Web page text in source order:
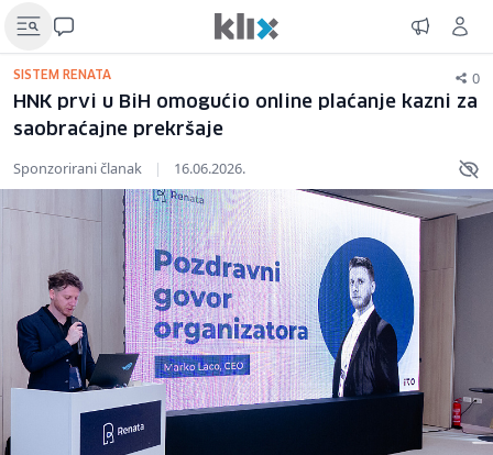
SISTEM RENATA 0
HNK prvi u BiH omogućio online plaćanje kazni za
saobraćajne prekršaje
Sponzorirani članak | 16.06.2026.